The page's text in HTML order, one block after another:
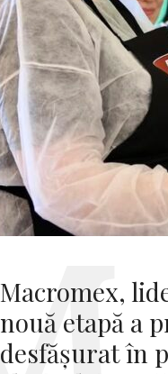
Macromex,
nouă etapă a
desfășurat în